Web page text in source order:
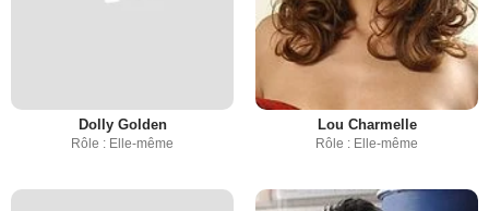
Dolly Golden
Rôle : Elle-même
Lou Charmelle
Rôle : Elle-même